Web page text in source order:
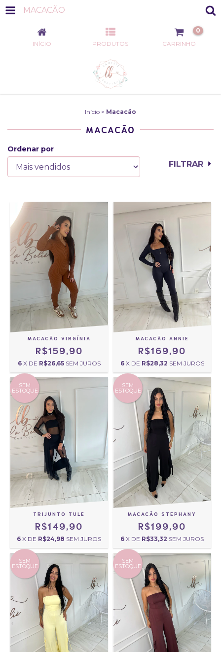
MACACÃO
INÍCIO PRODUTOS CARRINHO
0
Início > Macacão
MACACÃO
Ordenar por
FILTRAR
MACACÃO VIRGÍNIA
R$159,90
6 X DE R$26,65 SEM JUROS
MACACÃO ANNIE
R$169,90
6 X DE R$28,32 SEM JUROS
SEM
ESTOQUE
TRIJUNTO TULE
R$149,90
6 X DE R$24,98 SEM JUROS
SEM
ESTOQUE
MACACÃO STEPHANY
R$199,90
6 X DE R$33,32 SEM JUROS
SEM
ESTOQUE
SEM
ESTOQUE